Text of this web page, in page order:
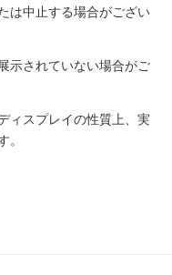
は中止する場合がござい
示されていない場合がご
ィスプレイの性質上、実
。